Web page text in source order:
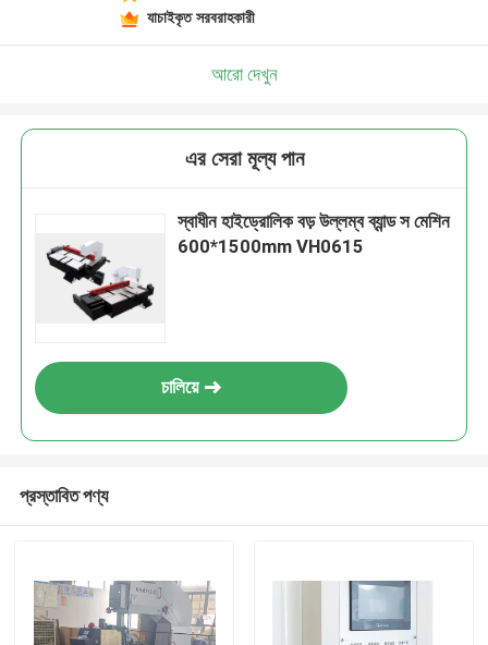
যাচাইকৃত সরবরাহকারী
আরো দেখুন
এর সেরা মূল্য পান
স্বাধীন হাইড্রোলিক বড় উল্লম্ব ব্যান্ড স মেশিন
600*1500mm VH0615
চালিয়ে
প্রস্তাবিত পণ্য